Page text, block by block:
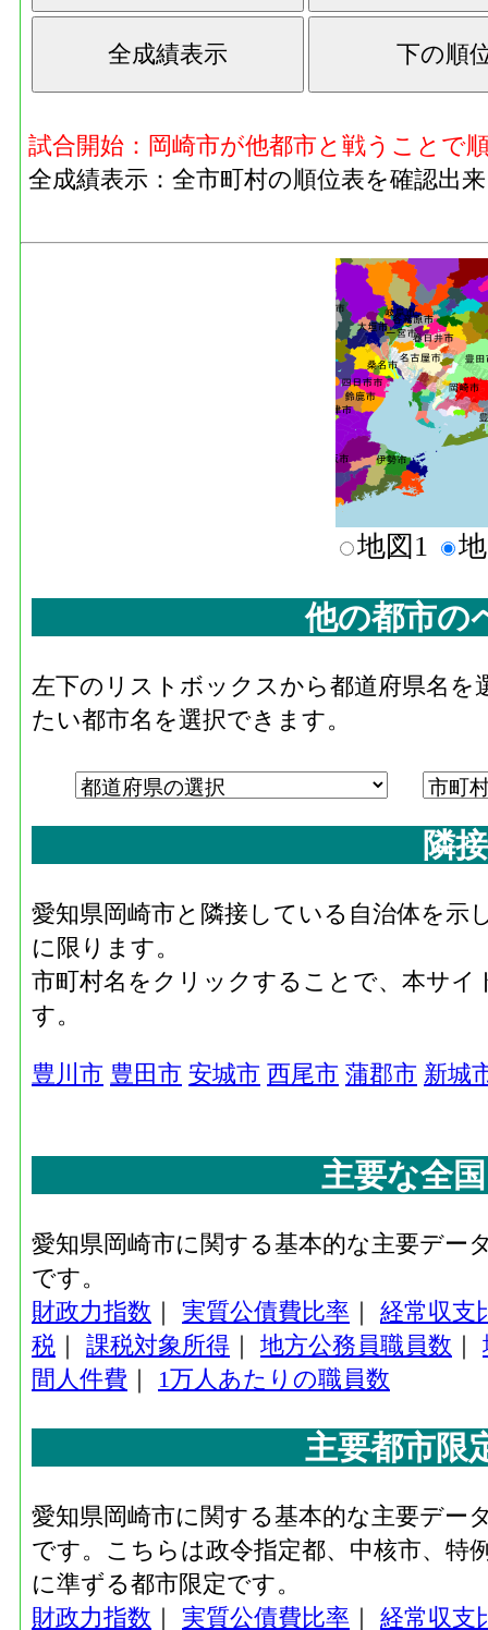
試合開始：岡崎市が他都市と戦うことで
全成績表示：全市町村の順位表を確認出
地図1
他の都市の
左下のリストボックスから都道府県名
たい都市名を選択できます。
隣
愛知県岡崎市と隣接している自治体を示
に限ります。
市町村名をクリックすることで、本サ
す。
豊川市 豊田市 安城市 西尾市 蒲郡市 新城
主要な全
愛知県岡崎市に関する基本的な主要デ
です。
財政力指数 ｜ 実質公債費比率 ｜ 経常収支
税 ｜ 課税対象所得 ｜ 地方公務員職員数 ｜
間人件費 ｜ 1万人あたりの職員数
主要都市限
愛知県岡崎市に関する基本的な主要デ
です。こちらは政令指定都、中核市、特
に準ずる都市限定です。
財政力指数 ｜ 実質公債費比率 ｜ 経常収支